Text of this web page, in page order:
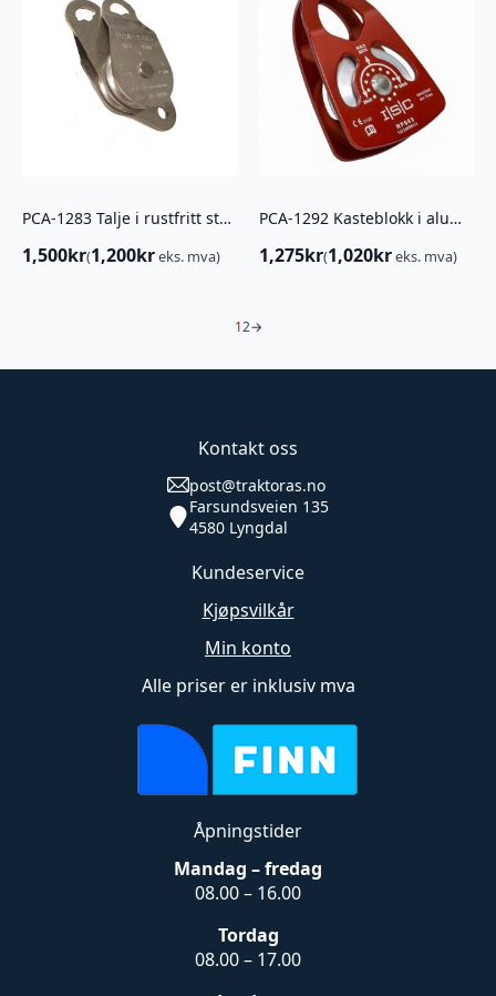
PCA-1283 Talje i rustfritt stål. Dobbel
1,500kr(1,200kreks. mva)
PCA-1292 Kasteblokk i aluminium
1,275kr(1,020kreks. mva)
12→
Kontakt oss
post@traktoras.no
Farsundsveien 135
4580 Lyngdal
Kundeservice
Kjøpsvilkår
Min konto
Alle priser er inklusiv mva
Åpningstider
Mandag – fredag
08.00 – 16.00
Tordag
08.00 – 17.00